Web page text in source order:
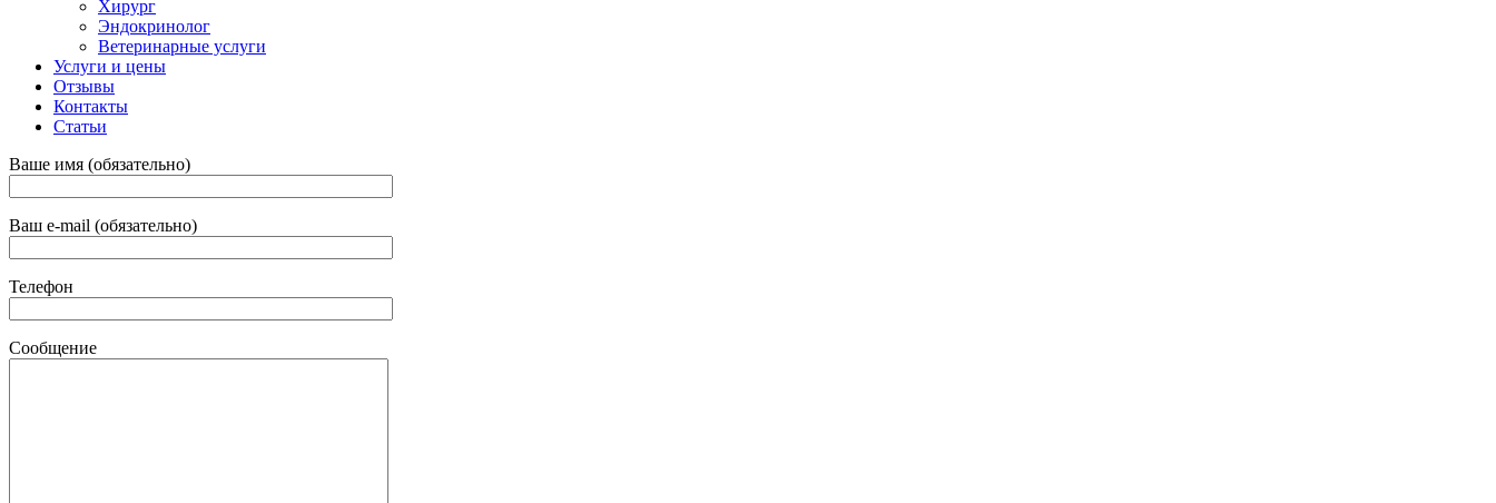
Хирург
Эндокринолог
Ветеринарные услуги
Услуги и цены
Отзывы
Контакты
Статьи
Ваше имя (обязательно)
Ваш e-mail (обязательно)
Телефон
Сообщение